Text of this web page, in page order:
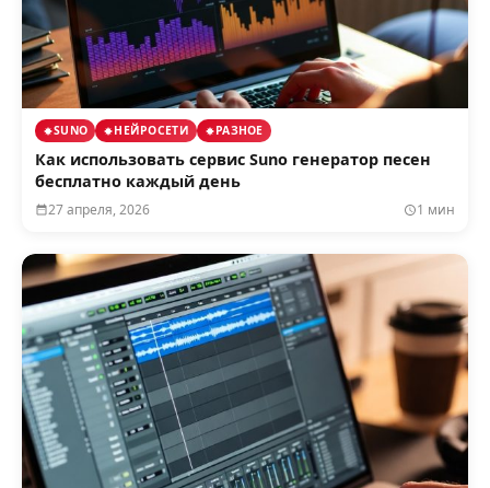
SUNO НЕЙРОСЕТИ РАЗНОЕ
Как использовать сервис Suno генератор песен
бесплатно каждый день
27 апреля, 2026 1 мин